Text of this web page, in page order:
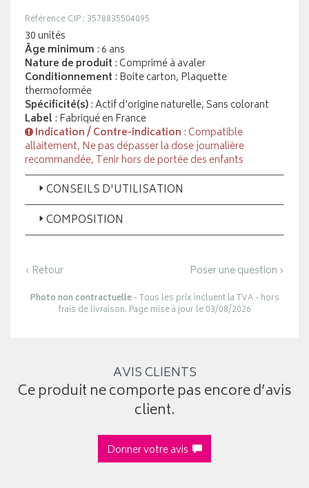
Référence CIP : 3578835504095
30 unités
Âge minimum : 6 ans
Nature de produit : Comprimé à avaler
Conditionnement : Boite carton, Plaquette
thermoformée
Spécificité(s): Actif d'origine naturelle, Sans colorant
Label: Fabriqué en France
Indication / Contre-indication : Compatible
allaitement, Ne pas dépasser la dose journalière
recommandée, Tenir hors de portée des enfants
CONSEILS D'UTILISATION
COMPOSITION
‹ Retour Poser une question ›
Photo non contractuelle- Tous les prix incluent la TVA - hors
frais de livraison. Page mise à jour le 03/08/2026
AVIS CLIENTS
Ce produit ne comporte pas encore d’avis
client.
Donner votre avis